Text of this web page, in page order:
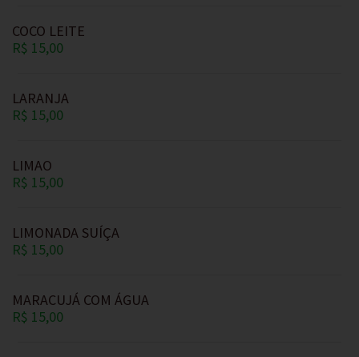
COCO LEITE
R$ 15,00
LARANJA
R$ 15,00
LIMAO
R$ 15,00
LIMONADA SUÍÇA
R$ 15,00
MARACUJÁ COM ÁGUA
R$ 15,00